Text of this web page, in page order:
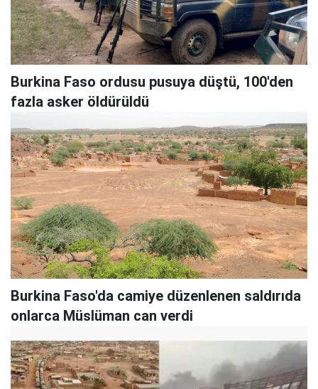
Burkina Faso ordusu pusuya düştü, 100'den
fazla asker öldürüldü
Burkina Faso'da camiye düzenlenen saldırıda
onlarca Müslüman can verdi